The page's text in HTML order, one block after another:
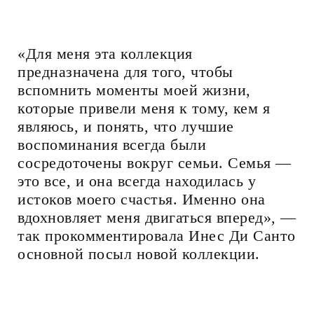
«Для меня эта коллекция
предназначена для того, чтобы
вспомнить моменты моей жизни,
которые привели меня к тому, кем я
являюсь, и понять, что лучшие
воспоминания всегда были
сосредоточены вокруг семьи. Семья —
это все, и она всегда находилась у
истоков моего счастья. Именно она
вдохновляет меня двигаться вперед», —
так прокомментировала Инес Ди Санто
основной посыл новой коллекции.